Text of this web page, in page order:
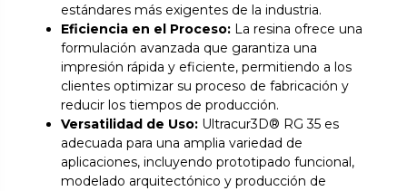
estándares más exigentes de la industria.
Eficiencia en el Proceso: La resina ofrece una
formulación avanzada que garantiza una
impresión rápida y eficiente, permitiendo a los
clientes optimizar su proceso de fabricación y
reducir los tiempos de producción.
Versatilidad de Uso: Ultracur3D® RG 35 es
adecuada para una amplia variedad de
aplicaciones, incluyendo prototipado funcional,
modelado arquitectónico y producción de